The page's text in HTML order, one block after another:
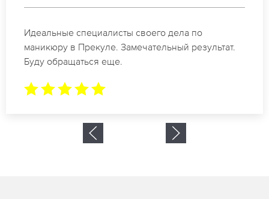
Спасибо огромное. Заказывала маникюр на день
рождение в Прекуле. За 1.5 часа все было готово.